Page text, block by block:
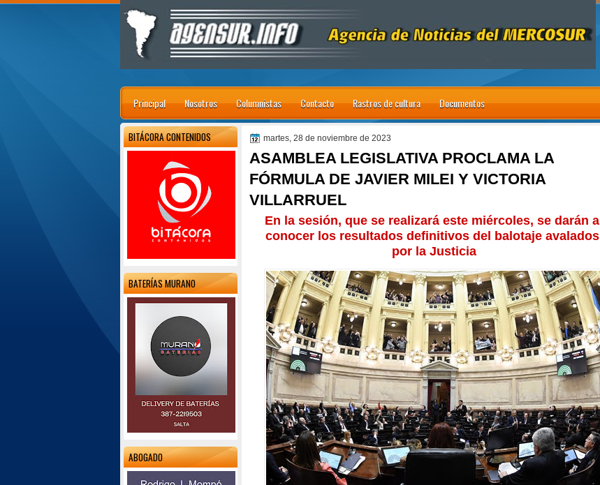
Principal Nosotros Columnistas Contacto Rastros de cultura Documentos
martes, 28 de noviembre de 2023
ASAMBLEA LEGISLATIVA PROCLAMA LA
FÓRMULA DE JAVIER MILEI Y VICTORIA
VILLARRUEL
En la sesión, que se realizará este miércoles, se darán a
conocer los resultados definitivos del balotaje avalados
por la Justicia
BITÁCORA CONTENIDOS
BATERÍAS MURANO
ABOGADO